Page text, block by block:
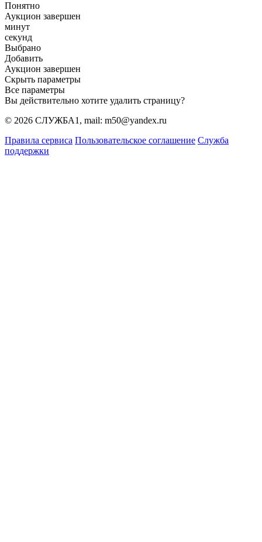
Понятно
Аукцион завершен
минут
секунд
Выбрано
Добавить
Аукцион завершен
Скрыть параметры
Все параметры
Вы действительно хотите удалить страницу?
© 2026 СЛУЖБА1, mail: m50@yandex.ru
Правила сервиса Пользовательское соглашение Служба
поддержки